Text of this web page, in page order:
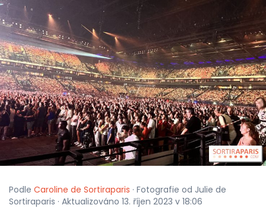
Podle Caroline de Sortiraparis · Fotografie od Julie de
Sortiraparis · Aktualizováno 13. říjen 2023 v 18:06